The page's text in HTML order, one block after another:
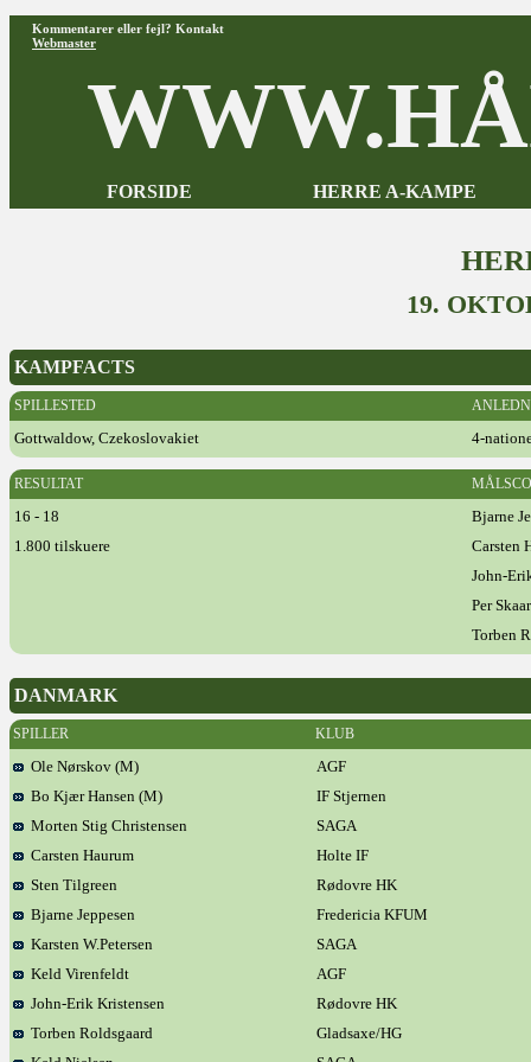
Kommentarer eller fejl? Kontakt
Webmaster
FORSIDE HERRE A-KAMPE
19.
KAMPFACTS
SPILLESTED
Gottwaldow, Czekoslovakiet 4-
RESULTAT
16 - 18
Bjarne
1.800 tilskuere
Carsten
John-
Per
Torben
DANMARK
SPILLER KLUB
Ole Nørskov (M)
AGF
Bo Kjær Hansen (M)
IF Stjernen
Morten Stig Christensen
SAGA
Carsten Haurum
Holte IF
Sten Tilgreen
Rødovre HK
Bjarne Jeppesen
Fredericia KFUM
Karsten W.Petersen
SAGA
Keld Virenfeldt
AGF
John-Erik Kristensen
Rødovre HK
Torben Roldsgaard
Gladsaxe/HG